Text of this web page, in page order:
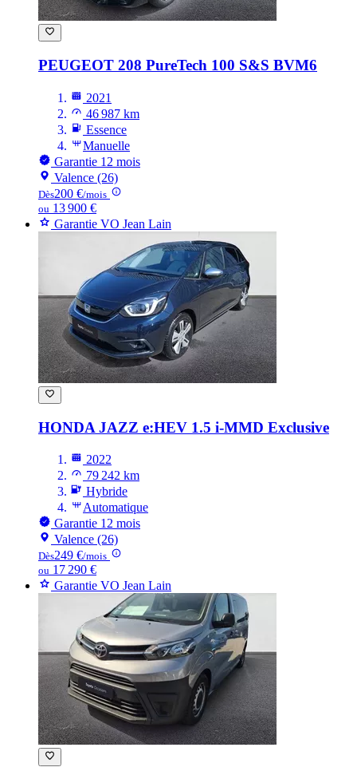
PEUGEOT 208 PureTech 100 S&S BVM6
2021
46 987 km
Essence
Manuelle
Garantie 12 mois
Valence (26)
Dès200 €/mois
ou 13 900 €
Garantie VO Jean Lain
HONDA JAZZ e:HEV 1.5 i-MMD Exclusive
2022
79 242 km
Hybride
Automatique
Garantie 12 mois
Valence (26)
Dès249 €/mois
ou 17 290 €
Garantie VO Jean Lain